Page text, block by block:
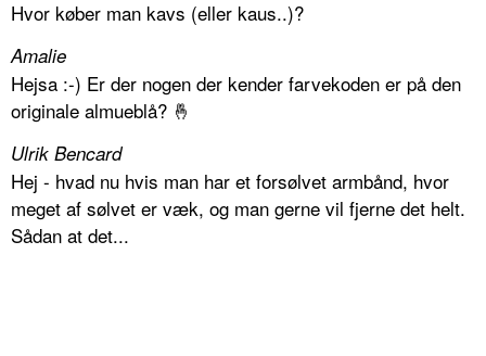
Hvor køber man kavs (eller kaus..)?
Amalie
Hejsa :-) Er der nogen der kender farvekoden er på den
originale almueblå? 🤞
Ulrik Bencard
Hej - hvad nu hvis man har et forsølvet armbånd, hvor
meget af sølvet er væk, og man gerne vil fjerne det helt.
Sådan at det...